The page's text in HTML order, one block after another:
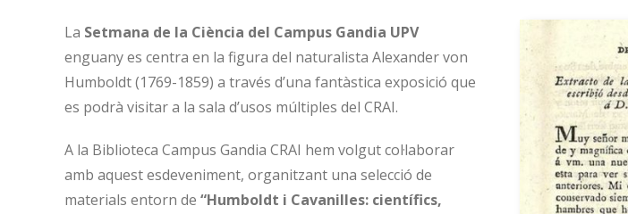
La Setmana de la Ciència del Campus Gandia UPV
enguany es centra en la figura del naturalista Alexander von
Humboldt (1769-1859) a través d’una fantàstica exposició que
es podrà visitar a la sala d’usos múltiples del CRAI.
A la Biblioteca Campus Gandia CRAI hem volgut col·laborar
amb aquest esdeveniment, organitzant una selecció de
materials entorn de “Humboldt i Cavanilles: científics,